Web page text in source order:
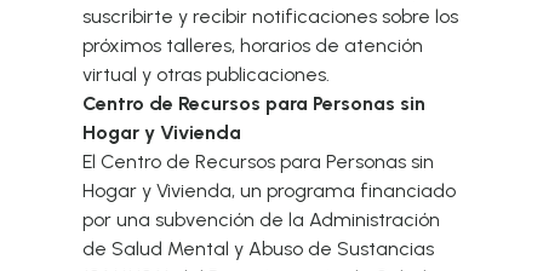
suscribirte y recibir notificaciones sobre los
próximos talleres, horarios de atención
virtual y otras publicaciones.
Centro de Recursos para Personas sin
Hogar y Vivienda
El Centro de Recursos para Personas sin
Hogar y Vivienda, un programa financiado
por una subvención de la Administración
de Salud Mental y Abuso de Sustancias